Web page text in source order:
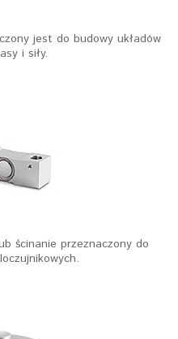
jest do budowy układów
i siły.
ścinanie przeznaczony do